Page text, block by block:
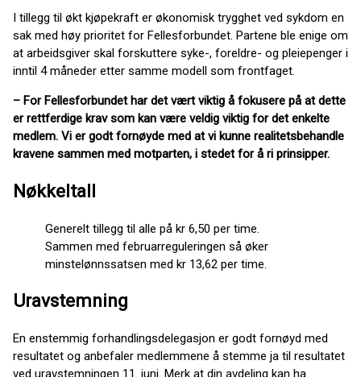
I tillegg til økt kjøpekraft er økonomisk trygghet ved sykdom en
sak med høy prioritet for Fellesforbundet. Partene ble enige om
at arbeidsgiver skal forskuttere syke-, foreldre- og pleiepenger i
inntil 4 måneder etter samme modell som frontfaget.
– For Fellesforbundet har det vært viktig å fokusere på at dette
er rettferdige krav som kan være veldig viktig for det enkelte
medlem. Vi er godt fornøyde med at vi kunne realitetsbehandle
kravene sammen med motparten, i stedet for å ri prinsipper.
Nøkkeltall
Generelt tillegg til alle på kr 6,50 per time.
Sammen med februarreguleringen så øker
minstelønnssatsen med kr 13,62 per time.
Uravstemning
En enstemmig forhandlingsdelegasjon er godt fornøyd med
resultatet og anbefaler medlemmene å stemme ja til resultatet
ved uravstemningen 11. juni. Merk at din avdeling kan ha